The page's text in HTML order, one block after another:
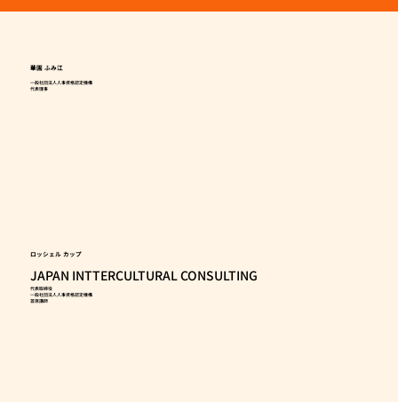
華園 ふみ江
一般社団法人人事資格認定機構
代表理事
ロッシェル カップ
JAPAN INTTERCULTURAL CONSULTING
代表取締役
一般社団法人人事資格認定機構
首席講師